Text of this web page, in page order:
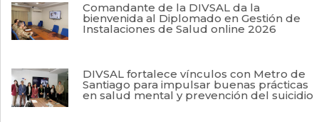
Comandante de la DIVSAL da la
bienvenida al Diplomado en Gestión de
Instalaciones de Salud online 2026
DIVSAL fortalece vínculos con Metro de
Santiago para impulsar buenas prácticas
en salud mental y prevención del suicidio